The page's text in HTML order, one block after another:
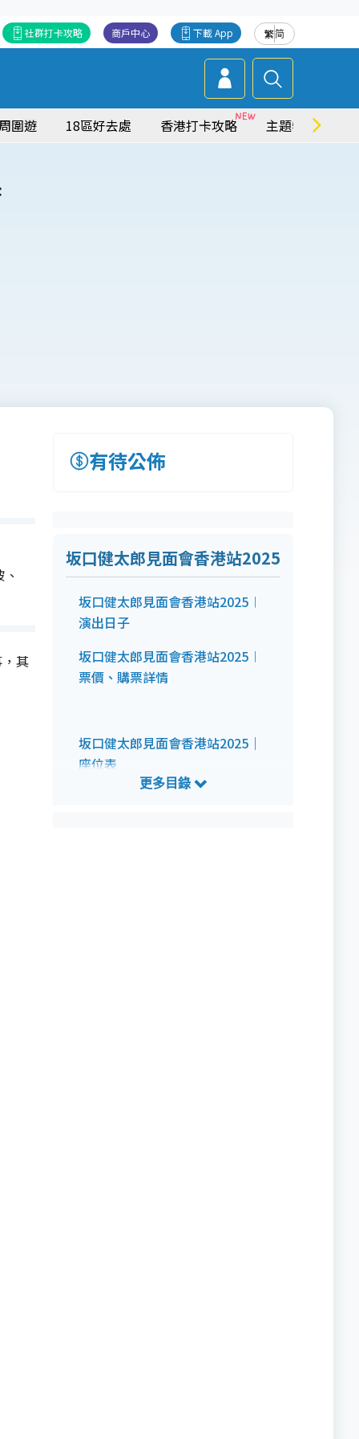
繁简
下載 App
商戶中心
社群打卡攻略
圍遊 18區好去處 香港打卡攻略 主題特集
其
有待公佈
坂口健太郎見面會香港站2025
坂口健太郎見面會香港站2025︱
演出日子
坂口健太郎見面會香港站2025︱
票價、購票詳情
坂口健太郎見面會香港站2025｜
座位表